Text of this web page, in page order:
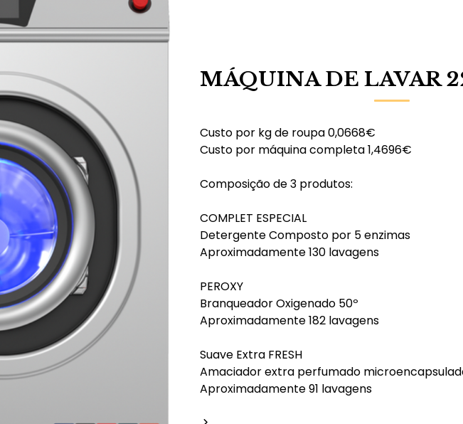
MÁQUINA DE LAVAR
Custo por kg de roupa 0,0668€
Custo por máquina completa 1,4696€
Composição de 3 produtos:
COMPLET ESPECIAL
Detergente Composto por 5 enzimas
Aproximadamente 130 lavagens
PEROXY
Branqueador Oxigenado 50º
Aproximadamente 182 lavagens
Suave Extra FRESH
Amaciador extra perfumado
Aproximadamente 91 lavagens